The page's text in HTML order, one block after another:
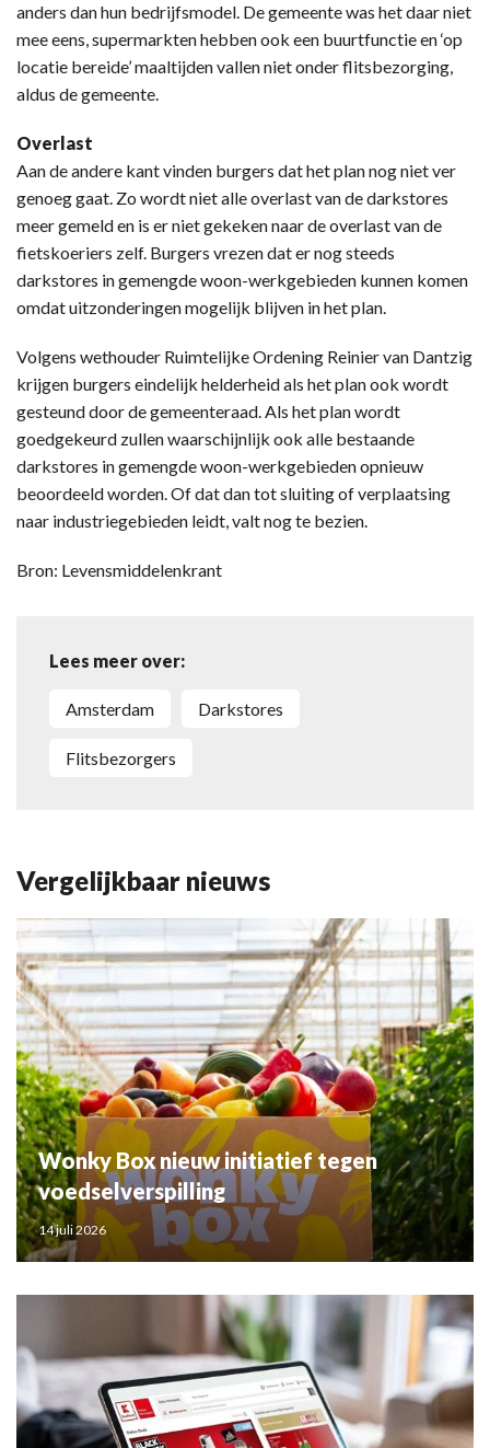
anders dan hun bedrijfsmodel. De gemeente was het daar niet
mee eens, supermarkten hebben ook een buurtfunctie en ‘op
locatie bereide’ maaltijden vallen niet onder flitsbezorging,
aldus de gemeente.
Overlast
Aan de andere kant vinden burgers dat het plan nog niet ver
genoeg gaat. Zo wordt niet alle overlast van de darkstores
meer gemeld en is er niet gekeken naar de overlast van de
fietskoeriers zelf. Burgers vrezen dat er nog steeds
darkstores in gemengde woon-werkgebieden kunnen komen
omdat uitzonderingen mogelijk blijven in het plan.
Volgens wethouder Ruimtelijke Ordening Reinier van Dantzig
krijgen burgers eindelijk helderheid als het plan ook wordt
gesteund door de gemeenteraad. Als het plan wordt
goedgekeurd zullen waarschijnlijk ook alle bestaande
darkstores in gemengde woon-werkgebieden opnieuw
beoordeeld worden. Of dat dan tot sluiting of verplaatsing
naar industriegebieden leidt, valt nog te bezien.
Bron: Levensmiddelenkrant
Lees meer over:
amsterdam Darkstores
flitsbezorgers
Vergelijkbaar nieuws
Wonky Box nieuw initiatief tegen
voedselverspilling
14 juli 2026